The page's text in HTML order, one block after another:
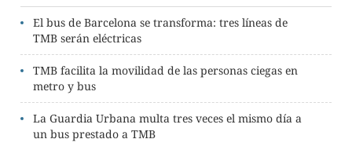
El bus de Barcelona se transforma: tres líneas de
TMB serán eléctricas
TMB facilita la movilidad de las personas ciegas en
metro y bus
La Guardia Urbana multa tres veces el mismo día a
un bus prestado a TMB